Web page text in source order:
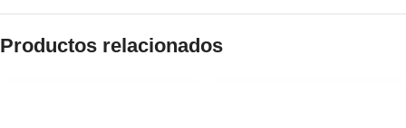
Productos relacionados